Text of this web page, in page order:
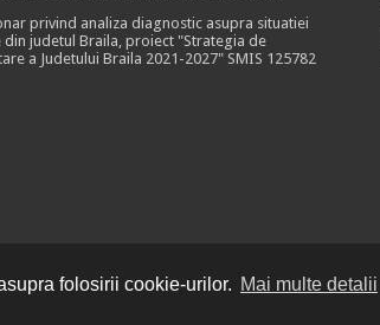
folosirii cookie-urilor. Mai multe detalii
privind analiza diagnostic asupra situatiei
din judetul Braila, proiect "Strategia de
a Judetului Braila 2021-2027" SMIS 125782